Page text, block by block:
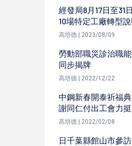
經發局8月17日至31
10場特定工廠轉型
高培德 | 2023/08/09
勞動部職災診治職
同步揭牌
高培德 | 2022/12/22
中鋼新春開泰祈福
謝同仁付出工會力
高培德 | 2022/02/08
日千葉縣館山市參